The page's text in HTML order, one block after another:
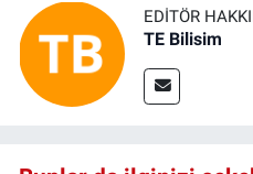
EDITÖR
TE Bilisim